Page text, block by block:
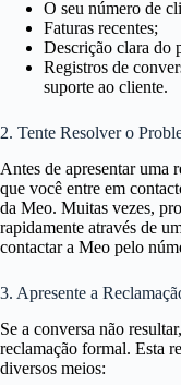
O seu número de
Faturas recentes;
Descrição clara do
Registros de
suporte ao cliente.
2. Tente Resolver o
Antes de apresentar uma
que você entre em
da Meo. Muitas vezes,
rapidamente através de
contactar a Meo pelo
3. Apresente a
Se a conversa não
reclamação formal. Esta
diversos meios: